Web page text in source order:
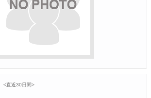
<直近30日間>